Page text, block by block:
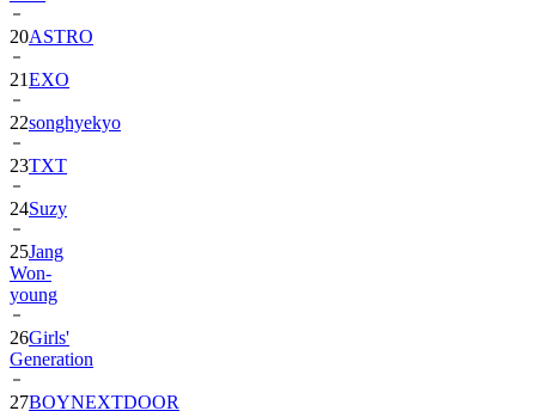
21EXO
22songhyekyo
23TXT
24Suzy
25Jang
Won-
young
26Girls'
Generation
27BOYNEXTDOOR
28IDID